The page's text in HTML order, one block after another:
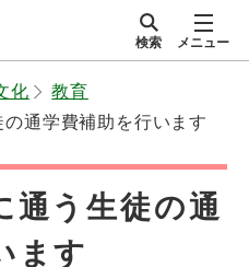
サイト内
検索 メニュー
化
教育
の通学費補助を行います
通う生徒の通
ます